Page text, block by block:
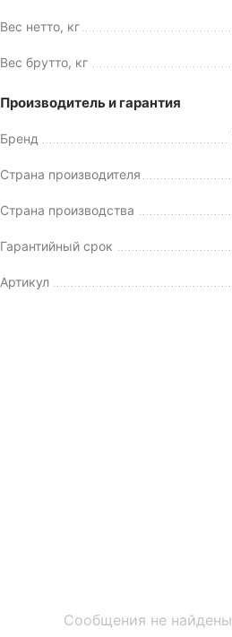
Вес нетто, кг
Вес брутто, кг
Производитель и гарантия
Бренд
Страна производителя
Страна производства
Гарантийный срок
Артикул
Сообщения не найдены